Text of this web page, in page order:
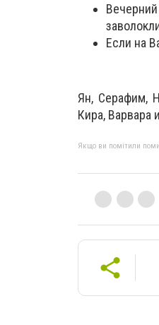
Если на
Ян, Серафим,
Кира, Варвара
Якщо ви помітили